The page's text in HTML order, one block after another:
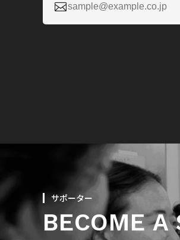

サポーター
BECOME A